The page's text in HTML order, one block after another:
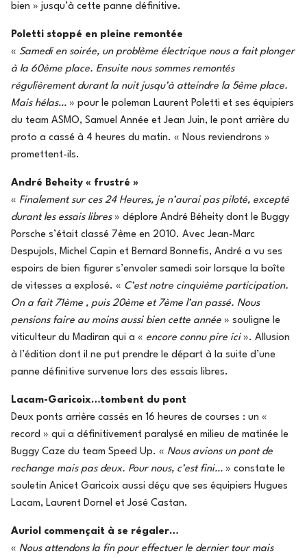
bien » jusqu’à cette panne définitive.
Poletti stoppé en pleine remontée
« Samedi en soirée, un problème électrique nous a fait plonger
à la 60ème place. Ensuite nous sommes remontés
régulièrement durant la nuit jusqu’à atteindre la 5ème place.
Mais hélas… » pour le poleman Laurent Poletti et ses équipiers
du team ASMO, Samuel Année et Jean Juin, le pont arrière du
proto a cassé à 4 heures du matin. « Nous reviendrons »
promettent-ils.
André Beheity « frustré »
« Finalement sur ces 24 Heures, je n’aurai pas piloté, excepté
durant les essais libres» déplore André Béheity dont le Buggy
Porsche s’était classé 7ème en 2010. Avec Jean-Marc
Despujols, Michel Capin et Bernard Bonnefis, André a vu ses
espoirs de bien figurer s’envoler samedi soir lorsque la boîte
de vitesses a explosé. « C’est notre cinquième participation.
On a fait 71ème , puis 20ème et 7ème l’an passé. Nous
pensions faire au moins aussi bien cette année » souligne le
viticulteur du Madiran qui a « encore connu pire ici ». Allusion
à l’édition dont il ne put prendre le départ à la suite d’une
panne définitive survenue lors des essais libres.
Lacam-Garicoix…tombent du pont
Deux ponts arrière cassés en 16 heures de courses : un «
record » qui a définitivement paralysé en milieu de matinée le
Buggy Caze du team Speed Up. « Nous avions un pont de
rechange mais pas deux. Pour nous, c’est fini… » constate le
souletin Anicet Garicoix aussi déçu que ses équipiers Hugues
Lacam, Laurent Dornel et José Castan.
Auriol commençait à se régaler…
« Nous attendons la fin pour effectuer le dernier tour mais